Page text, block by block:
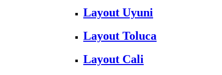
Layout Uyuni
Layout Toluca
Layout Cali